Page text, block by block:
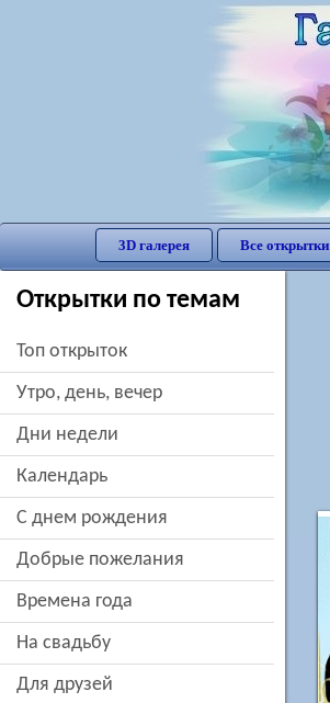
3D галерея Все открытки
Открытки по темам
Топ открыток
утро, день, вечер
дни недели
Календарь
c днем рождения
добрые пожелания
времена года
на свадьбу
для друзей